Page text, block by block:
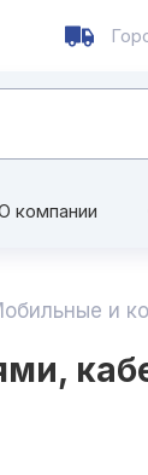
компании
и